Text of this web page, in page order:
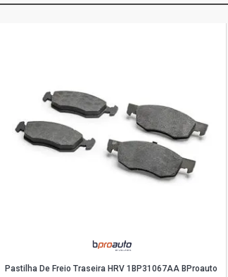
Pastilha De Freio Traseira HRV 1BP31067AA BProauto